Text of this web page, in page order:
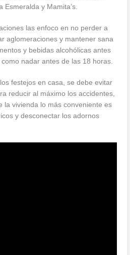
y Mamita’s.
las enfoco en no perder a
aglomeraciones y mantener sana
y bebidas alcohólicas antes
nadar antes de las 18 horas.
festejos en casa, se debe evitar
reducir al máximo los accidentes,
la vivienda lo más conveniente es
y desconectar los adornos